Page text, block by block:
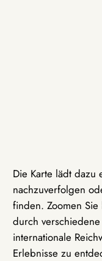
Die Karte lädt
nachzuverfolgen
finden. Zoomen
durch
internationale
Erlebnisse zu